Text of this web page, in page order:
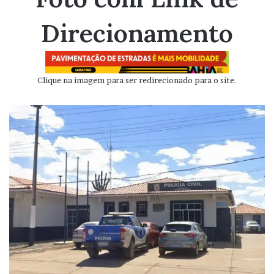
Direcionamento
Clique na imagem para ser redirecionado para o site.